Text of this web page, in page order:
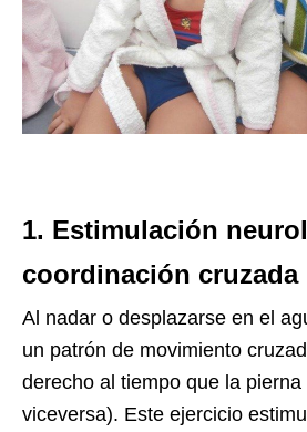
1. Estimulación
coordinación cruzada
Al nadar o desplazarse en el
un patrón de movimiento
derecho al tiempo que la
viceversa). Este ejercicio